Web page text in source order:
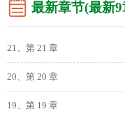
最新章节(最新9
21、第 21 章
20、第 20 章
19、第 19 章